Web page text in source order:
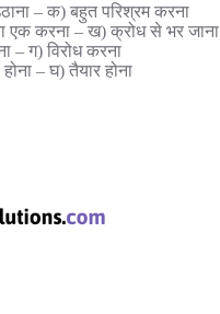
– क) बहुत परिश्रम करना
एक करना – ख) क्रोध से भर जाना
– ग) विरोध करना
– घ) तैयार होना